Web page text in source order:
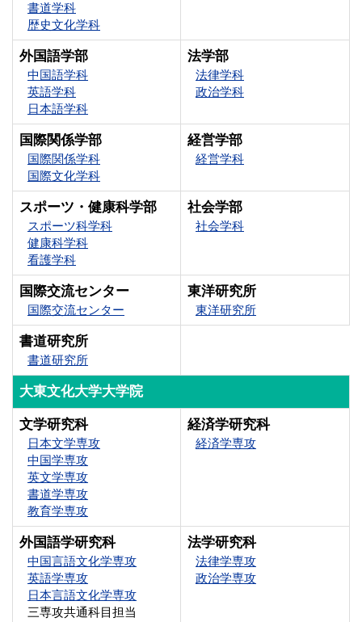
書道学科
歴史文化学科
外国語学部
中国語学科
英語学科
日本語学科
法学部
法律学科
政治学科
国際関係学部
国際関係学科
国際文化学科
経営学部
経営学科
スポーツ・健康科学部
スポーツ科学科
健康科学科
看護学科
社会学部
社会学科
国際交流センター
国際交流センター
東洋研究所
東洋研究所
書道研究所
書道研究所
大東文化大学大学院
文学研究科
日本文学専攻
中国学専攻
英文学専攻
書道学専攻
教育学専攻
経済学研究科
経済学専攻
外国語学研究科
中国言語文化学専攻
英語学専攻
日本言語文化学専攻
三専攻共通科目担当
法学研究科
法律学専攻
政治学専攻